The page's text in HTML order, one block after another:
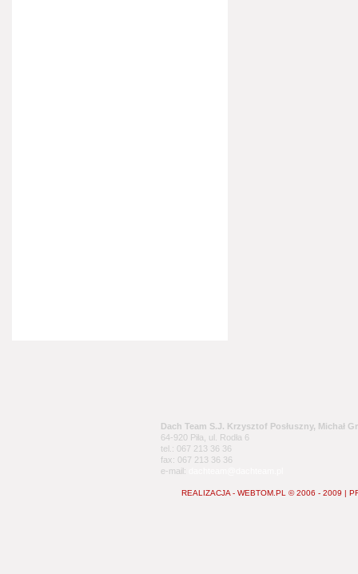
Dach Team S.J. Krzysztof Posłuszny, Michał
64-920 Piła, ul. Rodła 6
tel.: 067 213 36 36
fax: 067 213 36 36
e-mail:
REALIZACJA - WEBTOM.PL © 2006 - 2009 |